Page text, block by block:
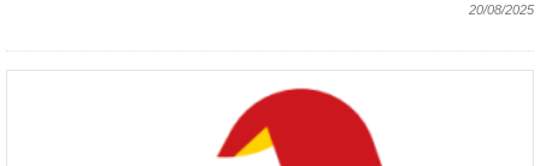
20/08/2025